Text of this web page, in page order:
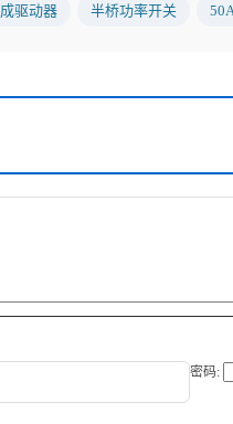
驱动器 半桥功率开关
密码: